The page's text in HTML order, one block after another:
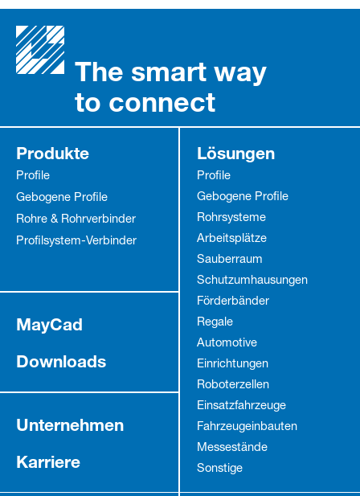
The smart way
to connect
Produkte
Profile
Gebogene Profile
Rohre & Rohrverbinder
Profilsystem-Verbinder
Lösungen
Profile
Gebogene Profile
Rohrsysteme
Arbeitsplätze
Sauberraum
Schutz­umhausungen
Förderbänder
Regale
Automotive
Einrichtungen
Roboterzellen
Einsatzfahrzeuge
Fahrzeug­einbauten
Messestände
Sonstige
MayCad
Downloads
Unternehmen
Karriere